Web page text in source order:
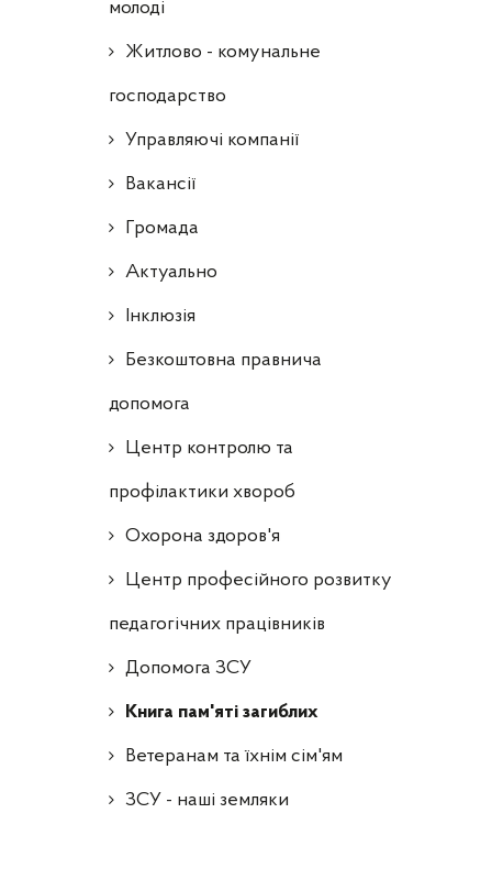
молоді
Житлово - комунальне
господарство
Управляючі компанії
Ваканcії
Громада
Актуально
Інклюзія
Безкоштовна правнича
допомога
Центр контролю та
профілактики хвороб
Охорона здоров'я
Центр професійного розвитку
педагогічних працівників
Допомога ЗСУ
Книга пам'яті загиблих
Ветеранам та їхнім сім'ям
ЗСУ - наші земляки